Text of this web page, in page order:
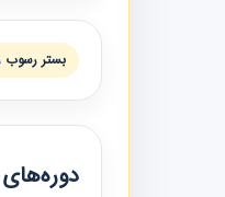
بستر رسوب